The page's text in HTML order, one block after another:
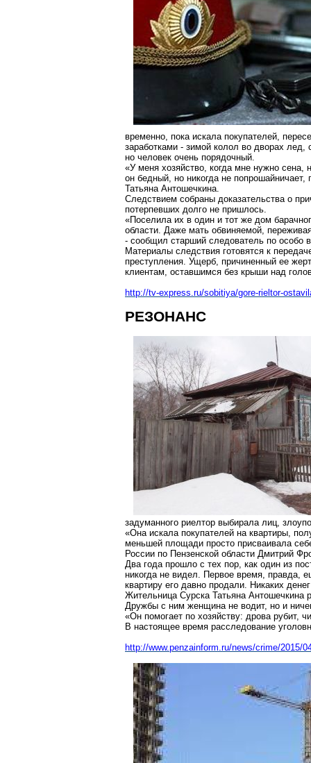
временно, пока искала покупателей,
заработками - зимой колол во дворах лед,
но человек очень порядочный.
«У меня хозяйство, когда мне нужно сена,
он бедный, но никогда не попрошайничает,
Татьяна Антошечкина.
Следствием собраны доказательства о
потерпевших долго не пришлось.
«Поселила их в один и тот же дом
области. Даже мать обвиняемой,
- сообщил старший следователь по
Материалы следствия готовятся к
преступления. Ущерб, причиненный ее
клиентам, оставшимся без крыши над
http://tv-express.ru/sobitiya/gore-rieltor-
РЕЗОНАНС
задуманного риелтор выбирала лиц,
«Она искала покупателей на квартиры,
меньшей площади просто присваивала
России по Пензенской области Дмитрий
Два года прошло с тех пор, как один из
никогда не видел. Первое время, правда,
квартиру его давно продали. Никаких
Жительница Сурска Татьяна Антошечкина
Дружбы с ним женщина не водит, но и
«Он помогает по хозяйству: дрова рубит,
В настоящее время расследование
http://www.penzainform.ru/news/crime/2015/